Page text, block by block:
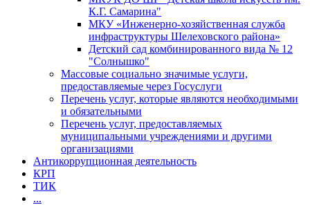
К.Г. Самарина"
МКУ «Инженерно-хозяйственная служба
инфраструктуры Шелеховского района»
Детский сад комбинированного вида № 12
"Солнышко"
Массовые социально значимые услуги,
предоставляемые через Госуслуги
Перечень услуг, которые являются необходимыми
и обязательными
Перечень услуг, предоставляемых
муниципальными учреждениями и другими
организациями
Антикоррупционная деятельность
КРП
ТИК
...